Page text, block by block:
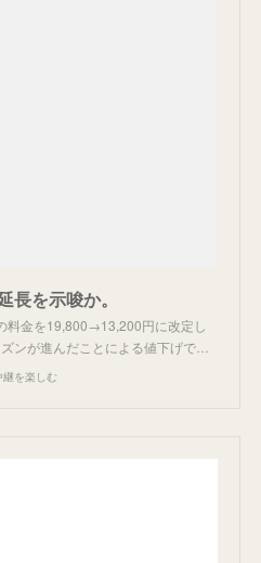
を示唆か。
料金を19,800→13,200円に改定し
ンが進んだことによる値下げで…
継を楽しむ